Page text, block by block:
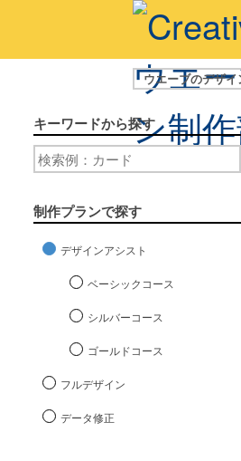
ウエーブのデザ
キーワードから探す
制作プランで探す
デザインアシスト
ベーシックコース
シルバーコース
ゴールドコース
フルデザイン
データ修正